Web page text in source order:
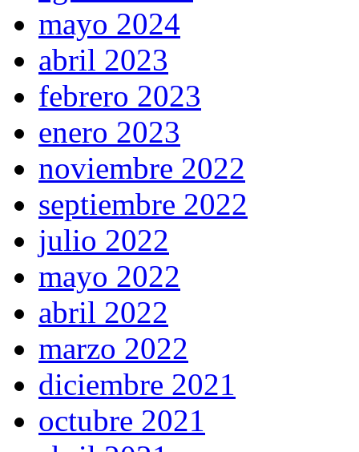
mayo 2024
abril 2023
febrero 2023
enero 2023
noviembre 2022
septiembre 2022
julio 2022
mayo 2022
abril 2022
marzo 2022
diciembre 2021
octubre 2021